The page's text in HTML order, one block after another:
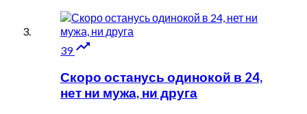
39 
Скоро останусь одинокой в 24,
нет ни мужа, ни друга